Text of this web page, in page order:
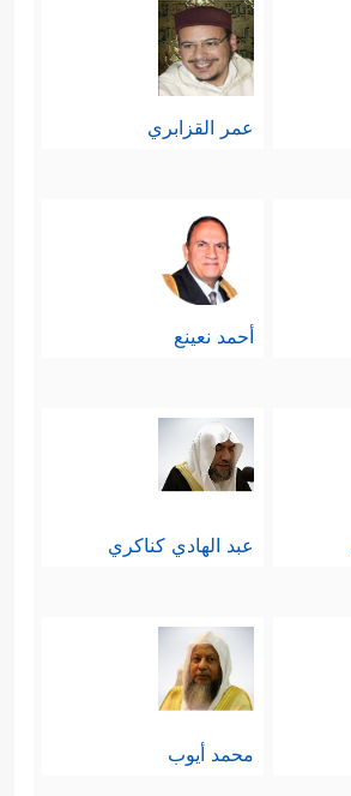
عمر القزابري
أحمد نعينع
عبد الهادي كناكري
محمد أيوب